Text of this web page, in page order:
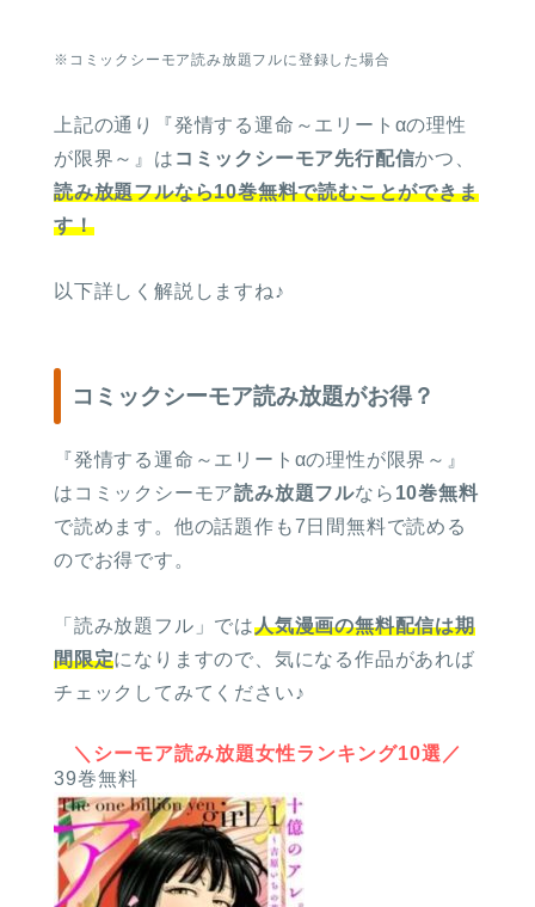
※コミックシーモア読み放題フルに登録した場合
上記の通り『発情する運命～エリートαの理性
が限界～』は コミックシーモア先行配信かつ、
読み放題フルなら10巻無料で読むことができま
す！
以下詳しく解説しますね♪
コミックシーモア読み放題がお得？
『発情する運命～エリートαの理性が限界～』
はコミックシーモア読み放題フルなら 10巻無料
で読めます。他の話題作も7日間無料で読める
のでお得です。
「読み放題フル」では人気漫画の無料配信は期
間限定になりますので、気になる作品があれば
チェックしてみてください♪
＼シーモア読み放題女性ランキング10選／
39巻無料